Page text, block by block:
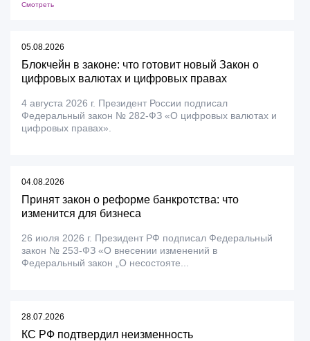
Смотреть
05.08.2026
Блокчейн в законе: что готовит новый Закон о
цифровых валютах и цифровых правах
4 августа 2026 г. Президент России подписал
Федеральный закон № 282-ФЗ «О цифровых валютах и
цифровых правах».
04.08.2026
Принят закон о реформе банкротства: что
изменится для бизнеса
26 июля 2026 г. Президент РФ подписал Федеральный
закон № 253-ФЗ «О внесении изменений в
Федеральный закон „О несостояте...
28.07.2026
КС РФ подтвердил неизменность